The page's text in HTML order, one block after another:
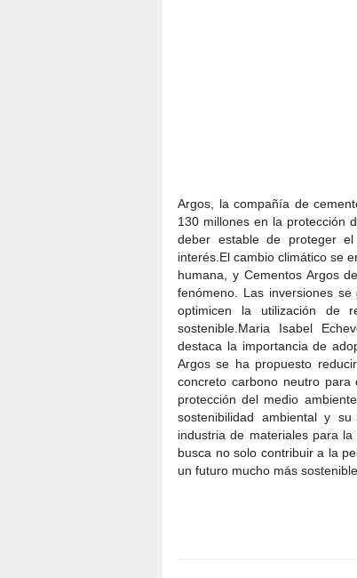
Argos, la compañía de
130 millones en la protección
deber estable de proteger
interés.El cambio climático se
humana, y Cementos Argos
fenómeno. Las inversiones
optimicen la utilización de
sostenible.Maria Isabel
destaca la importancia de
Argos se ha propuesto
concreto carbono neutro
protección del medio
sostenibilidad ambiental y
industria de materiales para
busca no solo contribuir a la
un futuro mucho más